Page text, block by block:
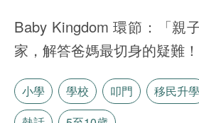
Baby Kingdom 環節：「親
家，解答爸媽最切身的疑難！
小學 學校 叩門 移民升學